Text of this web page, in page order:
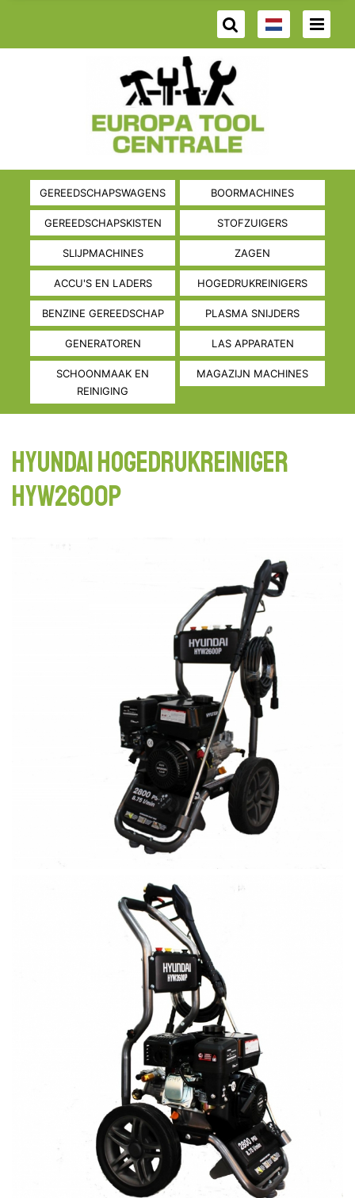
GEREEDSCHAPSWAGENS BOORMACHINES
GEREEDSCHAPSKISTEN STOFZUIGERS
SLIJPMACHINES ZAGEN
ACCU'S EN LADERS HOGEDRUKREINIGERS
BENZINE GEREEDSCHAP PLASMA SNIJDERS
GENERATOREN LAS APPARATEN
SCHOONMAAK EN
REINIGING
MAGAZIJN MACHINES
HYUNDAI HOGEDRUKREINIGER
HYW2600P